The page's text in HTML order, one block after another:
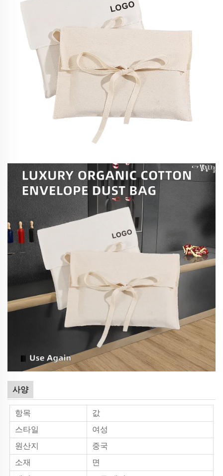
사양
항목
값
스타일
여성
원산지
중국
소재
면